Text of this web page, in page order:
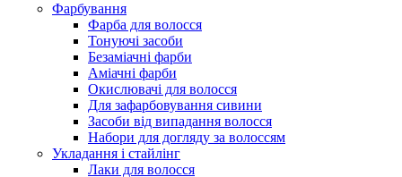
Фарбування
Фарба для волосся
Тонуючі засоби
Безаміачні фарби
Аміачні фарби
Окислювачі для волосся
Для зафарбовування сивини
Засоби від випадання волосся
Набори для догляду за волоссям
Укладання і стайлінг
Лаки для волосся